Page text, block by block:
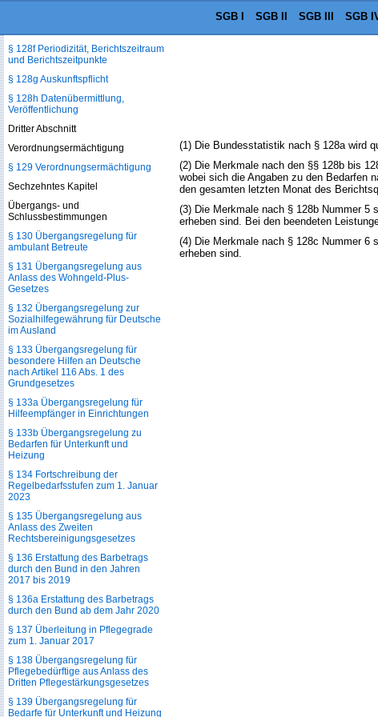
SGB I SGB II SGB III SGB
(1) Die Bundesstatistik nach § 128a wird
(2) Die Merkmale nach den §§ 128b bis
wobei sich die Angaben zu den Bedarfen
den gesamten letzten Monat des
(3) Die Merkmale nach § 128b Nummer 5
erheben sind. Bei den beendeten
(4) Die Merkmale nach § 128c Nummer 6
erheben sind.
§ 128f Periodizität, Berichtszeitraum
und Berichtszeitpunkte
§ 128g Auskunftspflicht
§ 128h Datenübermittlung,
Veröffentlichung
Dritter Abschnitt
Verordnungsermächtigung
§ 129 Verordnungsermächtigung
Sechzehntes Kapitel
Übergangs- und
Schlussbestimmungen
§ 130 Übergangsregelung für
ambulant Betreute
§ 131 Übergangsregelung aus
Anlass des Wohngeld-Plus-
Gesetzes
§ 132 Übergangsregelung zur
Sozialhilfegewährung für Deutsche
im Ausland
§ 133 Übergangsregelung für
besondere Hilfen an Deutsche
nach Artikel 116 Abs. 1 des
Grundgesetzes
§ 133a Übergangsregelung für
Hilfeempfänger in Einrichtungen
§ 133b Übergangsregelung zu
Bedarfen für Unterkunft und
Heizung
§ 134 Fortschreibung der
Regelbedarfsstufen zum 1. Januar
2023
§ 135 Übergangsregelung aus
Anlass des Zweiten
Rechtsbereinigungsgesetzes
§ 136 Erstattung des Barbetrags
durch den Bund in den Jahren
2017 bis 2019
§ 136a Erstattung des Barbetrags
durch den Bund ab dem Jahr 2020
§ 137 Überleitung in Pflegegrade
zum 1. Januar 2017
§ 138 Übergangsregelung für
Pflegebedürftige aus Anlass des
Dritten Pflegestärkungsgesetzes
§ 139 Übergangsregelung für
Bedarfe für Unterkunft und Heizung